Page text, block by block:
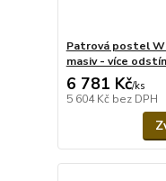
Patrová postel
masiv - více
6 781 Kč/ks
5 604 Kč bez DPH